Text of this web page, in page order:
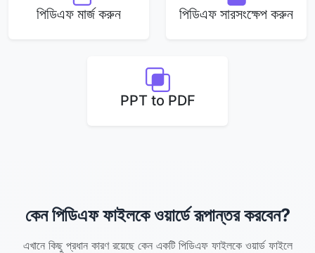
পিডিএফ মার্জ করুন পিডিএফ সারসংক্ষেপ করুন
PPT to PDF
কেন পিডিএফ ফাইলকে ওয়ার্ডে রূপান্তর করবেন?
এখানে কিছু প্রধান কারণ রয়েছে কেন একটি পিডিএফ ফাইলকে ওয়ার্ড ফাইলে